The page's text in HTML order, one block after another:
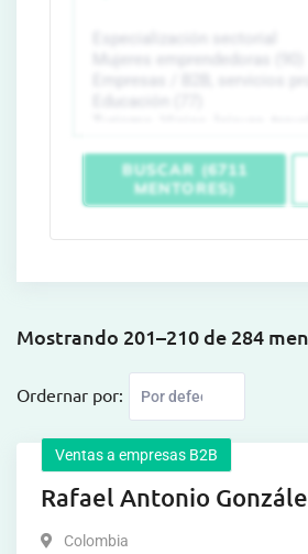
BUSCAR (6711
MENTORES)
Mostrando 201–210 de 284
Ordernar por:
Ventas a empresas B2B
Rafael Antonio
Colombia